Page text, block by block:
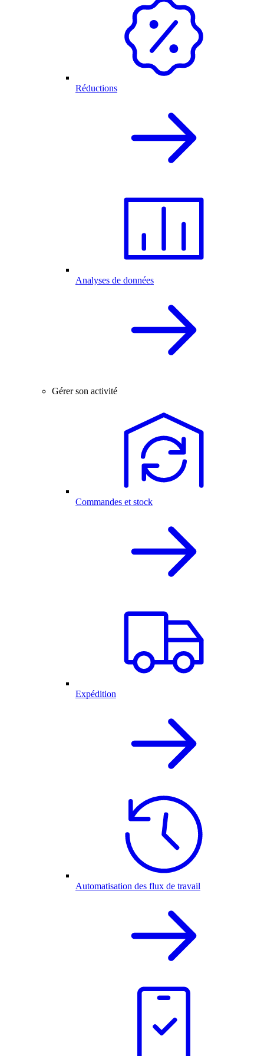
Réductions
Analyses de données
Gérer son activité
Commandes et stock
Expédition
Automatisation des flux de travail